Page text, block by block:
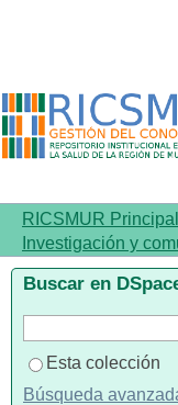
Home
disease
southeast
RICSMUR Principal
Investigación y
Buscar en
Esta colección
Búsqueda